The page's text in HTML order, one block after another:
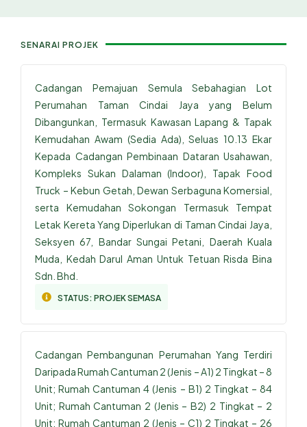
SENARAI PROJEK
Cadangan Pemajuan Semula Sebahagian Lot
Perumahan Taman Cindai Jaya yang Belum
Dibangunkan, Termasuk Kawasan Lapang & Tapak
Kemudahan Awam (Sedia Ada), Seluas 10.13 Ekar
Kepada Cadangan Pembinaan Dataran Usahawan,
Kompleks Sukan Dalaman (Indoor), Tapak Food
Truck – Kebun Getah, Dewan Serbaguna Komersial,
serta Kemudahan Sokongan Termasuk Tempat
Letak Kereta Yang Diperlukan di Taman Cindai Jaya,
Seksyen 67, Bandar Sungai Petani, Daerah Kuala
Muda, Kedah Darul Aman Untuk Tetuan Risda Bina
Sdn. Bhd.
STATUS:PROJEK SEMASA
Cadangan Pembangunan Perumahan Yang Terdiri
Daripada Rumah Cantuman 2 (Jenis – A1) 2 Tingkat – 8
Unit; Rumah Cantuman 4 (Jenis – B1) 2 Tingkat – 84
Unit; Rumah Cantuman 2 (Jenis – B2) 2 Tingkat – 2
Unit; Rumah Cantuman 2 (Jenis – C1) 2 Tingkat – 26